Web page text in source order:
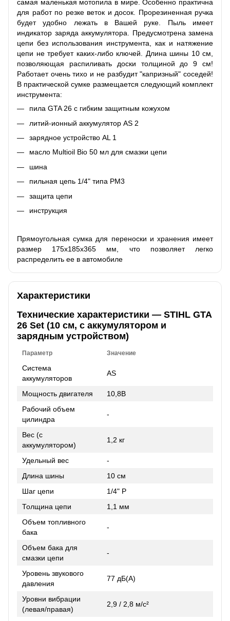
самая маленькая мотопила в мире. Особенно практична
для работ по резке веток и досок. Прорезиненная ручка
будет удобно лежать в Вашей руке. Пыль имеет
индикатор заряда аккумулятора. Предусмотрена замена
цепи без использования инструмента, как и натяжение
цепи не требует каких-либо ключей. Длина шины 10 см,
позволяющая распиливать доски толщиной до 9 см!
Работает очень тихо и не разбудит "капризный" соседей!
В практической сумке размещается следующий комплект
инструмента:
пила GTA 26 с гибким защитным кожухом
литий-ионный аккумулятор AS 2
зарядное устройство AL 1
масло Multioil Bio 50 мл для смазки цепи
шина
пильная цепь 1/4" типа PM3
защита цепи
инструкция
Прямоугольная сумка для переноски и хранения имеет
размер 175х185х365 мм, что позволяет легко
распределить ее в автомобиле
Характеристики
Технические характеристики — STIHL GTA
26 Set (10 см, с аккумулятором и
зарядным устройством)
Параметр Значение
Система
аккумуляторов
AS
Мощность двигателя
10,8В
Рабочий объем
цилиндра
-
Вес (с
аккумулятором)
1,2 кг
Удельный вес
-
Длина шины
10 см
Шаг цепи
1/4" P
Толщина цепи
1,1 мм
Объем топливного
бака
-
Объем бака для
смазки цепи
-
Уровень звукового
давления
77 дБ(А)
Уровни вибрации
(левая/правая)
2,9 / 2,8 м/с²